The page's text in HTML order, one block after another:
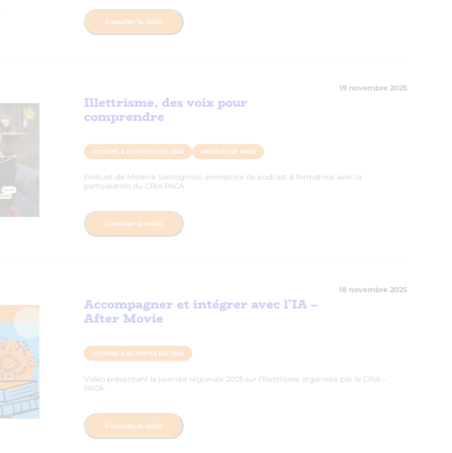
Consulter la vidéo
Illettrisme, des voix pour
comprendre
19 novembre 2025
ACTIONS & ACTIVITÉS DU CRIA PAROLES DE PROS
Podcast de Mélanie Santogrossi, animatrice de podcast & formatrice avec la
participation du CRIA PACA
Consulter la vidéo
Accompagner et intégrer avec l’IA –
After Movie
18 novembre 2025
ACTIONS & ACTIVITÉS DU CRIA
Vidéo présentant la journée régionale 2025 sur l’illettrisme organisée par le CRIA –
PACA.
Consulter la vidéo